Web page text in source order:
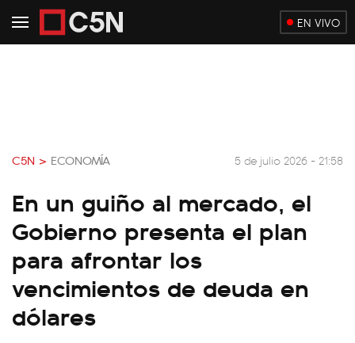
EN VIVO
C5N > ECONOMÍA 5 de julio 2026 - 21:58
En un guiño al mercado, el
Gobierno presenta el plan
para afrontar los
vencimientos de deuda en
dólares